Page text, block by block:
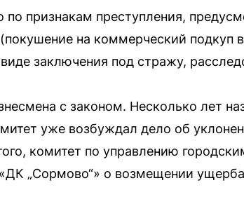
признакам преступления,
на коммерческий
заключения под стражу,
с законом. Несколько лет
уже возбуждал дело об
комитет по управлению
„Сормово“» о возмещении